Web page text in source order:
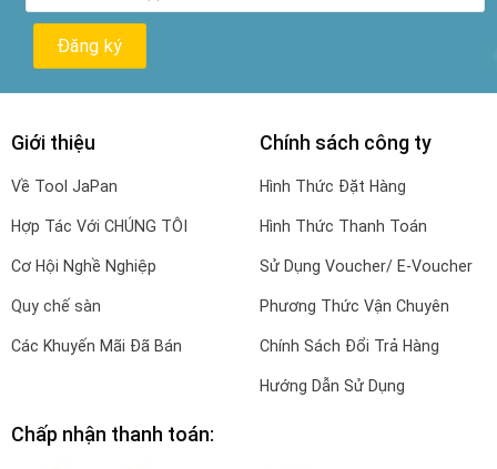
Giới thiệu
Về Tool JaPan
Hợp Tác Với CHÚNG TÔI
Cơ Hội Nghề Nghiệp
Quy chế sàn
Các Khuyến Mãi Đã Bán
Chính sách công ty
Hình Thức Đặt Hàng
Hình Thức Thanh Toán
Sử Dụng Voucher/ E-Voucher
Phương Thức Vận Chuyên
Chính Sách Đổi Trả Hàng
Hướng Dẫn Sử Dụng
Chấp nhận thanh toán: